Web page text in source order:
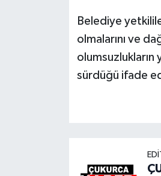
Belediye
olmalarını ve
olumsuzlukların
sürdüğü ifade